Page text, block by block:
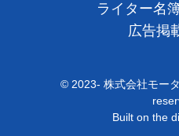
ライター名
広告掲
© 2023- 株式会社モー
Built on the